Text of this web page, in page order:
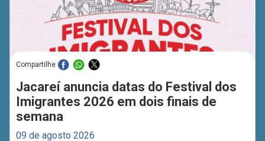
Compartilhe
Jacareí anuncia datas do Festival dos
Imigrantes 2026 em dois finais de
semana
09 de agosto 2026